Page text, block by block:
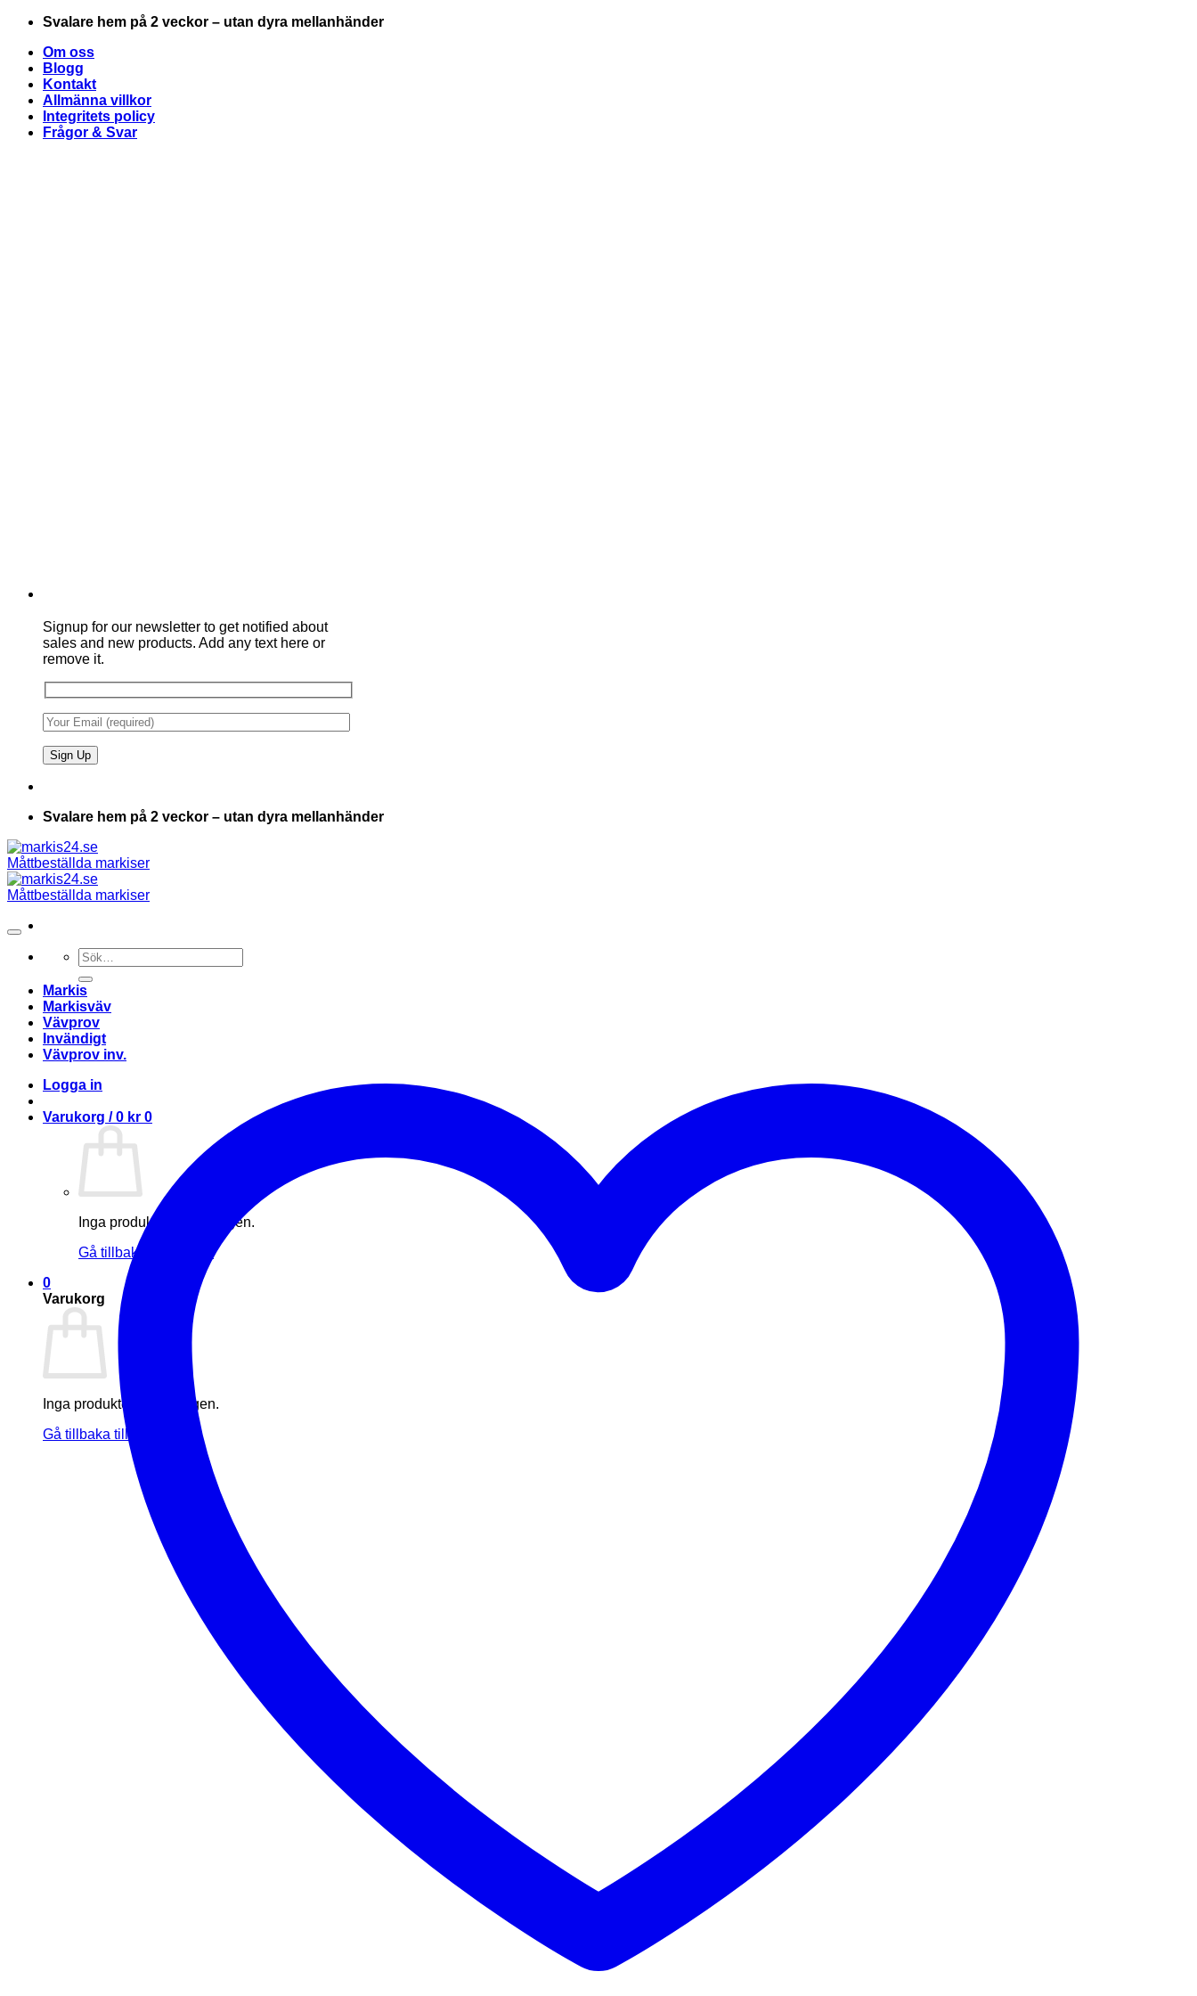
Skip
content
Svalare hem på 2 veckor – utan dyra mellanhänder
Om oss
Blogg
Kontakt
Allmänna villkor
Integritets policy
Frågor & Svar
Signup for our newsletter to get notified about
sales and new products. Add any text here or
remove it.
Svalare hem på 2 veckor – utan dyra mellanhänder
Sök
efter:
Markis
Markisväv
Vävprov
Invändigt
Vävprov inv.
Logga in
Varukorg /0 kr 0
Inga produkter i varukorgen.
Gå tillbaka till butiken
0
Varukorg
Inga produkter i varukorgen.
Gå tillbaka till butiken